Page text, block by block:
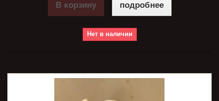
В корзину подробнее
Нет в наличии